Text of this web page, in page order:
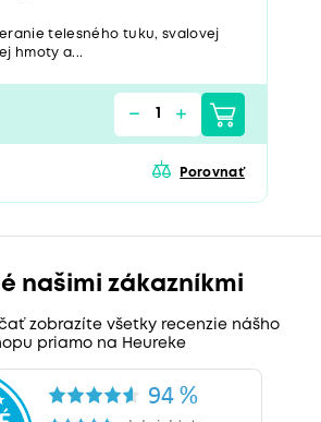
telesného tuku, svalovej
hmoty a...
Porovnať
našimi zákazníkmi
zobrazíte všetky recenzie nášho
priamo na Heureke